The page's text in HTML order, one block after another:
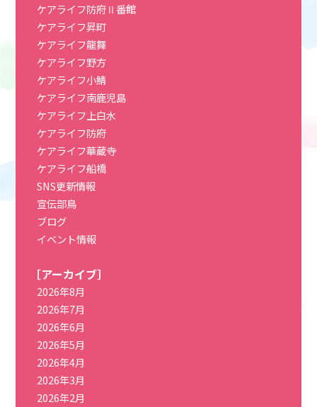
ケアライフ防府Ⅱ番館
ケアライフ昇町
ケアライフ龍舞
ケアライフ野方
ケアライフ小鯖
ケアライフ南鹿児島
ケアライフ上白水
ケアライフ防府
ケアライフ華蔵寺
ケアライフ船橋
SNS更新情報
宣伝部鳥
ブログ
イベント情報
［アーカイブ］
2026年8月
2026年7月
2026年6月
2026年5月
2026年4月
2026年3月
2026年2月